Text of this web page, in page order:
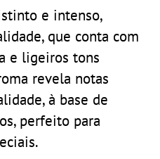
e intenso,
que conta com
e ligeiros tons
revela notas
à base de
perfeito para